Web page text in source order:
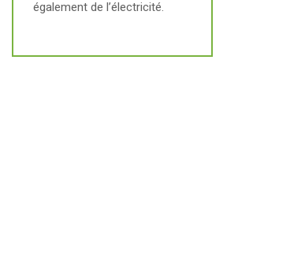
également de l’électricité.